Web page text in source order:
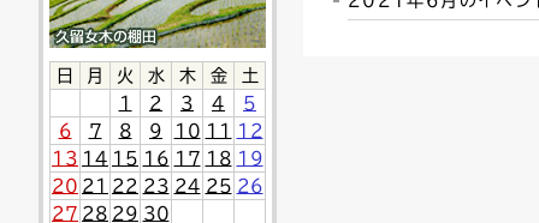
連絡ごみ
ユニバーサルデザイン
日 月 火 水 木 金
土
1
2 3 4
5
6
7 8 9 10 11
12
13 14 15 16 17 18 19
20 21 22 23 24 25 26
27 28 29 30